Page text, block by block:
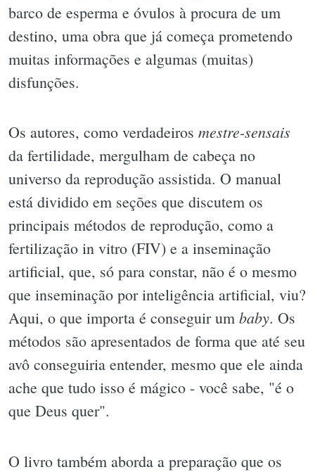
barco de esperma e óvulos à procura de um
destino, uma obra que já começa prometendo
muitas informações e algumas (muitas)
disfunções.
Os autores, como verdadeiros mestre-sensais
da fertilidade, mergulham de cabeça no
universo da reprodução assistida. O manual
está dividido em seções que discutem os
principais métodos de reprodução, como a
fertilização in vitro (FIV) e a inseminação
artificial, que, só para constar, não é o mesmo
que inseminação por inteligência artificial, viu?
Aqui, o que importa é conseguir um baby. Os
métodos são apresentados de forma que até seu
avô conseguiria entender, mesmo que ele ainda
ache que tudo isso é mágico - você sabe, "é o
que Deus quer".
O livro também aborda a preparação que os